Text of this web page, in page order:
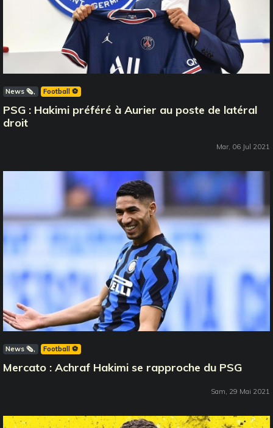
News 🗞️ Football ⚽️
PSG : Hakimi préféré à Aurier au poste de latéral
droit
Mar, 06 Jul 2021
News 🗞️ Football ⚽️
Mercato : Achraf Hakimi se rapproche du PSG
Sam, 29 Mai 2021